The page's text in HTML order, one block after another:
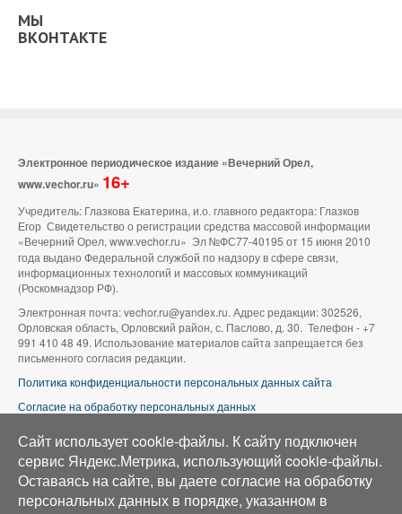
МЫ
ВКОНТАКТЕ
Электронное периодическое издание «Вечерний Орел,
www.vechor.ru» 16+
Учредитель: Глазкова Екатерина, и.о. главного редактора: Глазков
Егор Свидетельство о регистрации средства массовой информации
«Вечерний Орел, www.vechor.ru» Эл №ФС77-40195 от 15 июня 2010
года выдано Федеральной службой по надзору в сфере связи,
информационных технологий и массовых коммуникаций
(Роскомнадзор РФ).
Электронная почта: vechor.ru@yandex.ru. Адрес редакции: 302526,
Орловская область, Орловский район, с. Паслово, д. 30. Телефон - +7
991 410 48 49. Использование материалов сайта запрещается без
письменного согласия редакции.
Политика конфиденциальности персональных данных сайта
Согласие на обработку персональных данных
Аэросъемка в Орле»
Сайт использует cookie-файлы. К cайту подключен
сервис Яндекс.Метрика, использующий cookie-файлы.
Оставаясь на сайте, вы даете согласие на обработку
персональных данных в порядке, указанном в